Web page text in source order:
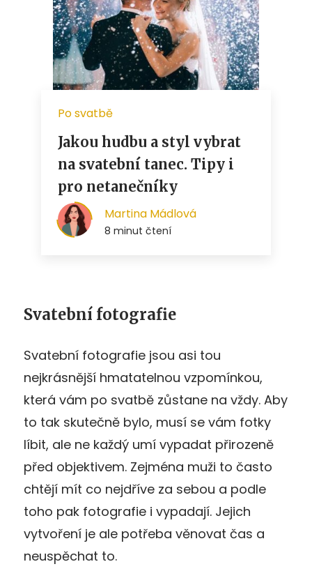
Svatební fotografie
Svatební fotografie jsou asi tou
nejkrásnější hmatatelnou vzpomínkou,
která vám po svatbě zůstane na vždy. Aby
to tak skutečně bylo, musí se vám fotky
líbit, ale ne každý umí vypadat přirozeně
před objektivem. Zejména muži to často
chtějí mít co nejdříve za sebou a podle
toho pak fotografie i vypadají. Jejich
vytvoření je ale potřeba věnovat čas a
neuspěchat to.